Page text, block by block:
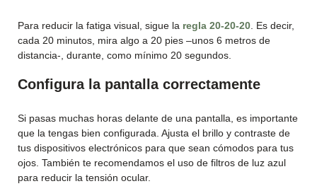
Para reducir la fatiga visual, sigue la regla 20-20-20 . Es decir,
cada 20 minutos, mira algo a 20 pies –unos 6 metros de
distancia-, durante, como mínimo 20 segundos.
Configura la pantalla correctamente
Si pasas muchas horas delante de una pantalla, es importante
que la tengas bien configurada. Ajusta el brillo y contraste de
tus dispositivos electrónicos para que sean cómodos para tus
ojos. También te recomendamos el uso de filtros de luz azul
para reducir la tensión ocular.